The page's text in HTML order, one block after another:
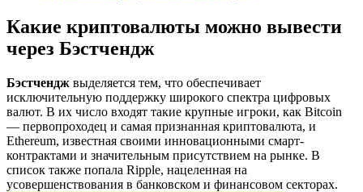
Какие криптовалюты можно вывести
через Бэстчендж
Бэстчендж выделяется тем, что обеспечивает
исключительную поддержку широкого спектра цифровых
валют. В их число входят такие крупные игроки, как Bitcoin
— первопроходец и самая признанная криптовалюта, и
Ethereum, известная своими инновационными смарт-
контрактами и значительным присутствием на рынке. В
список также попала Ripple, нацеленная на
усовершенствования в банковском и финансовом секторах.